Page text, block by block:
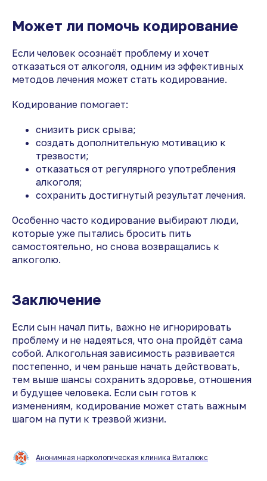
Может ли помочь кодирование
Если человек осознаёт проблему и хочет
отказаться от алкоголя, одним из эффективных
методов лечения может стать кодирование.
Кодирование помогает:
снизить риск срыва;
создать дополнительную мотивацию к
трезвости;
отказаться от регулярного употребления
алкоголя;
сохранить достигнутый результат лечения.
Особенно часто кодирование выбирают люди,
которые уже пытались бросить пить
самостоятельно, но снова возвращались к
алкоголю.
Заключение
Если сын начал пить, важно не игнорировать
проблему и не надеяться, что она пройдёт сама
собой. Алкогольная зависимость развивается
постепенно, и чем раньше начать действовать,
тем выше шансы сохранить здоровье, отношения
и будущее человека. Если сын готов к
изменениям, кодирование может стать важным
шагом на пути к трезвой жизни.
Анонимная наркологическая клиника Виталюкс